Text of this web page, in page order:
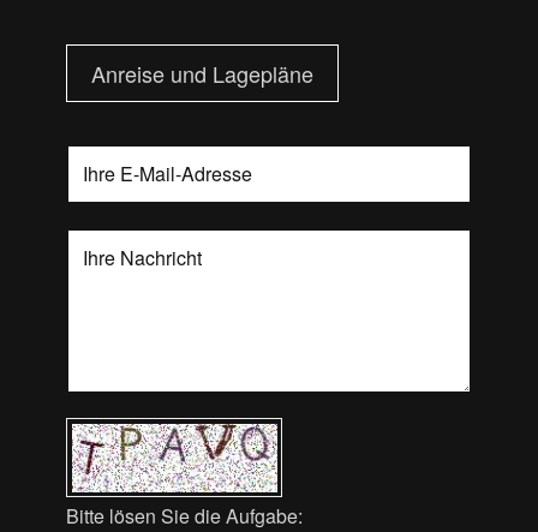
Anreise und Lagepläne
Bitte lösen Sie die Aufgabe: